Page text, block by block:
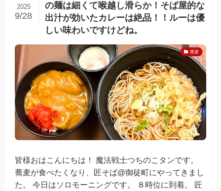
の麺は細くて喉越し滑らか！そば屋的な
出汁が効いたカレーは絶品！！ルーは優
しい味わいですけどね。
2025
9/28
蕎麦
皆様おはこんにちは！ 魔法戦士つちのこタンです。
蕎麦が食べたくなり、匠そば@御徒町にやってきまし
た。 今日はソロモーニングです。 ８時位に到着。 匠